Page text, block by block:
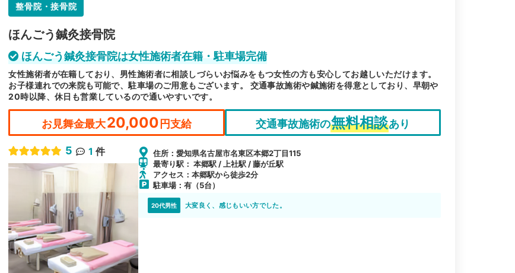
整骨院・接骨院
ほんごう鍼灸接骨院
ほんごう鍼灸接骨院は女性施術者在籍・駐車場完備
女性施術者が在籍しており、男性施術者に相談しづらいお悩みをもつ女性の方も安心してお越しいただけます。
お子様連れでの来院も可能で、駐車場のご用意もございます。 交通事故施術や鍼施術を得意としており、早朝や
20時以降、休日も営業しているので通いやすいです。
お見舞金最大20,000円支給 交通事故施術の無料相談あり
5 1 件
住所：愛知県名古屋市名東区本郷2丁目115
最寄り駅： 本郷駅 / 上社駅 / 藤が丘駅
アクセス：本郷駅から徒歩2分
駐車場：有（5台）
20代男性 大変良く、感じもいい方でした。